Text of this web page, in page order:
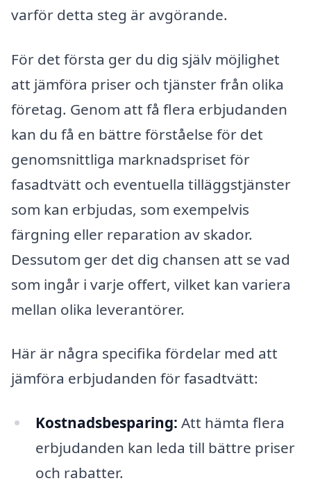
varför detta steg är avgörande.
För det första ger du dig själv möjlighet
att jämföra priser och tjänster från olika
företag. Genom att få flera erbjudanden
kan du få en bättre förståelse för det
genomsnittliga marknadspriset för
fasadtvätt och eventuella tilläggstjänster
som kan erbjudas, som exempelvis
färgning eller reparation av skador.
Dessutom ger det dig chansen att se vad
som ingår i varje offert, vilket kan variera
mellan olika leverantörer.
Här är några specifika fördelar med att
jämföra erbjudanden för fasadtvätt:
Kostnadsbesparing: Att hämta flera
erbjudanden kan leda till bättre priser
och rabatter.